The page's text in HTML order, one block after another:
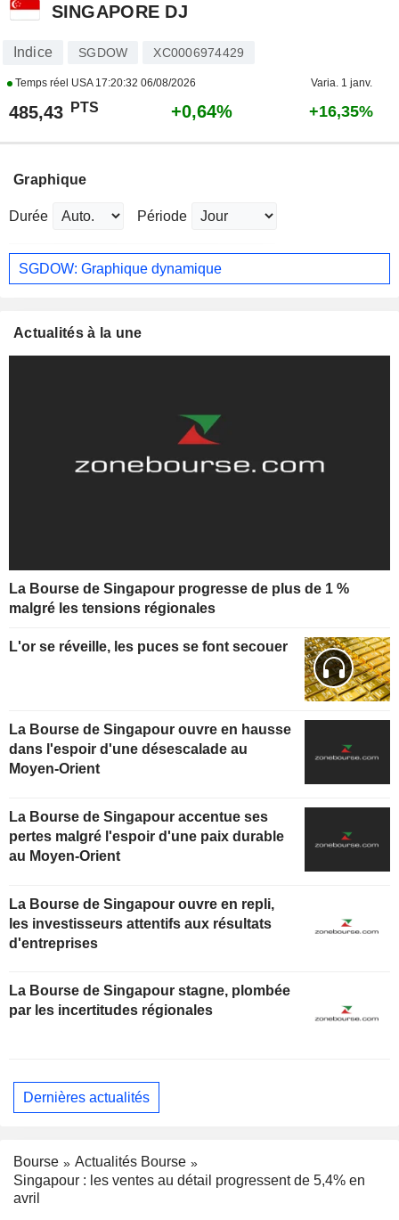
SINGAPORE DJ
Indice SGDOW XC0006974429
Temps réel USA 17:20:32 06/08/2026 Varia. 1 janv.
485,43 PTS +0,64% +16,35%
Graphique
Durée Période
SGDOW: Graphique dynamique
Actualités à la une
La Bourse de Singapour progresse de plus de 1 %
malgré les tensions régionales
L'or se réveille, les puces se font secouer
La Bourse de Singapour ouvre en hausse
dans l'espoir d'une désescalade au
Moyen-Orient
La Bourse de Singapour accentue ses
pertes malgré l'espoir d'une paix durable
au Moyen-Orient
La Bourse de Singapour ouvre en repli,
les investisseurs attentifs aux résultats
d'entreprises
La Bourse de Singapour stagne, plombée
par les incertitudes régionales
Dernières actualités
Bourse
Actualités Bourse
Singapour : les ventes au détail progressent de 5,4% en
avril